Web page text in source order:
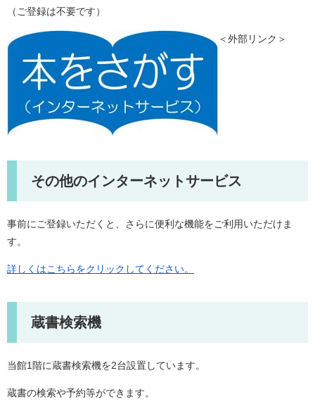
（ご登録は不要です）
＜外部リンク＞
その他のインターネットサービス
事前にご登録いただくと、さらに便利な機能をご利用いただけま
す。
詳しくはこちらをクリックしてください。
蔵書検索機
当館1階に蔵書検索機を2台設置しています。
蔵書の検索や予約等ができます。